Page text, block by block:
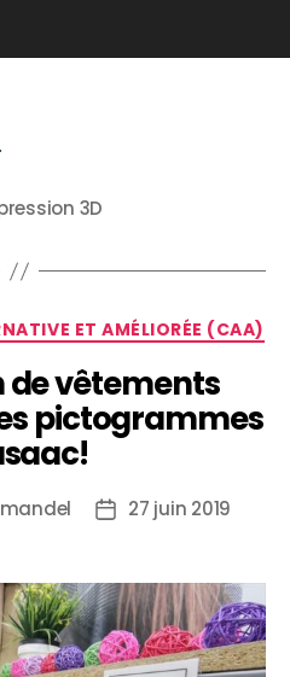
3D
ET AMÉLIORÉE (CAA)
de vêtements
pictogrammes
27 juin 2019